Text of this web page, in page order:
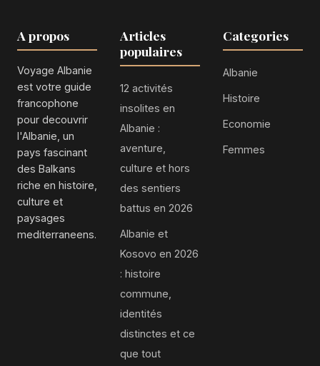
A propos
Voyage Albanie
est votre guide
francophone
pour decouvrir
l'Albanie, un
pays fascinant
des Balkans
riche en histoire,
culture et
paysages
mediterraneens.
Articles
populaires
12 activités
insolites en
Albanie :
aventure,
culture et hors
des sentiers
battus en 2026
Albanie et
Kosovo en 2026
: histoire
commune,
identités
distinctes et ce
que tout
Categories
Albanie
Histoire
Economie
Femmes